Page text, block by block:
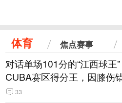
体育 焦点赛事
对话单场101分的“江西球王
CUBA赛区得分王，因膝伤
A选秀
33